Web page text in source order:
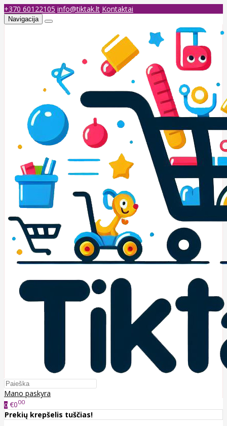
+370 60122105 info@tiktak.lt Kontaktai
Navigacija
Mano paskyra
0 €000
Prekių krepšelis tuščias!